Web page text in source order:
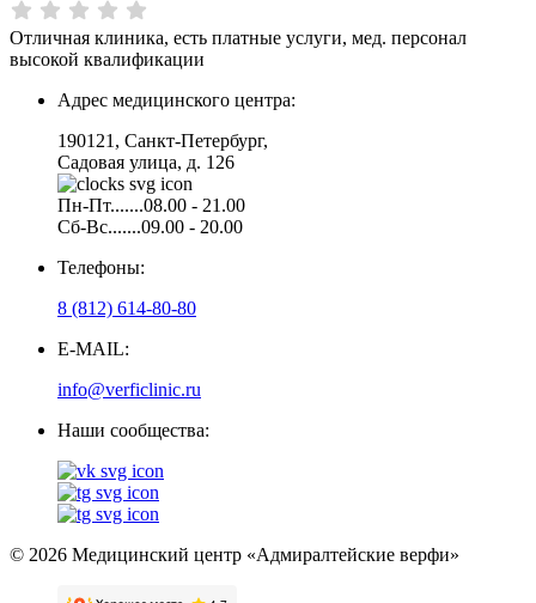
Отличная клиника, есть платные услуги, мед. персонал
высокой квалификации
Адрес медицинского центра:
190121, Санкт-Петербург,
Садовая улица, д. 126
Пн-Пт.......08.00 - 21.00
Сб-Вс.......09.00 - 20.00
Телефоны:
8 (812) 614-80-80
E-MAIL:
info@verficlinic.ru
Наши сообщества:
© 2026 Медицинский центр «Адмиралтейские верфи»